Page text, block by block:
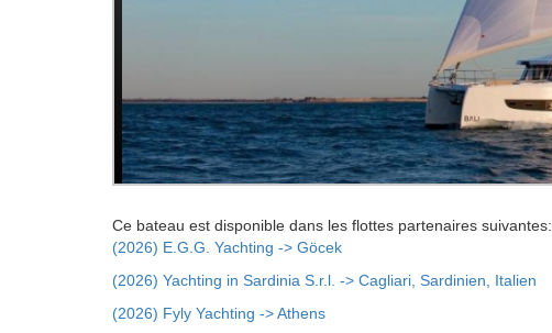
Ce bateau est disponible dans les flottes partenaires suivantes:
(2026) E.G.G. Yachting -> Göcek
(2026) Yachting in Sardinia S.r.l. -> Cagliari, Sardinien, Italien
(2026) Fyly Yachting -> Athens